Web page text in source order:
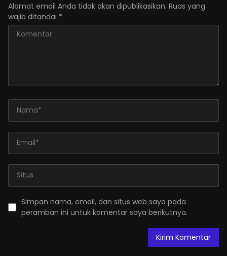
Alamat email Anda tidak akan dipublikasikan. Ruas yang
wajib ditandai *
Simpan nama, email, dan situs web saya pada
peramban ini untuk komentar saya berikutnya.